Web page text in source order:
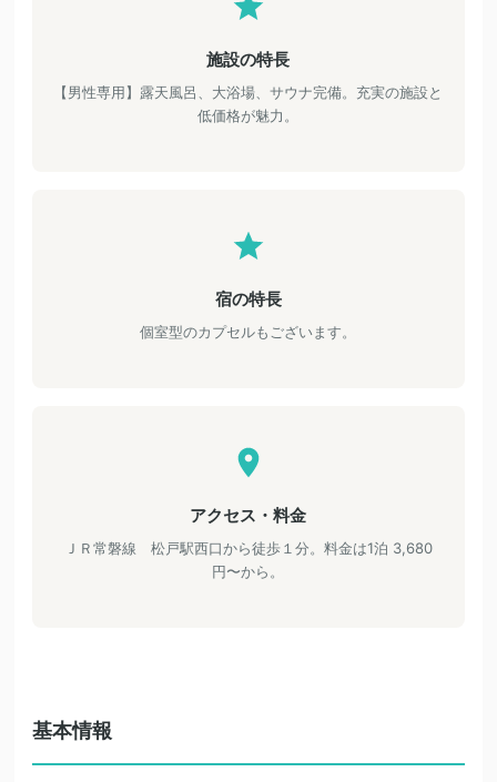
施設の特長
【男性専用】露天風呂、大浴場、サウナ完備。充実の施設と
低価格が魅力。
宿の特長
個室型のカプセルもございます。
アクセス・料金
ＪＲ常磐線 松戸駅西口から徒歩１分。料金は1泊 3,680
円〜から。
基本情報